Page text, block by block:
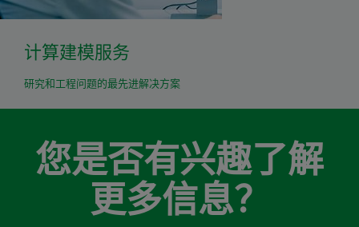
计算建模服务
研究和工程问题的最先进解决方案
您是否有兴趣了解
更多信息？